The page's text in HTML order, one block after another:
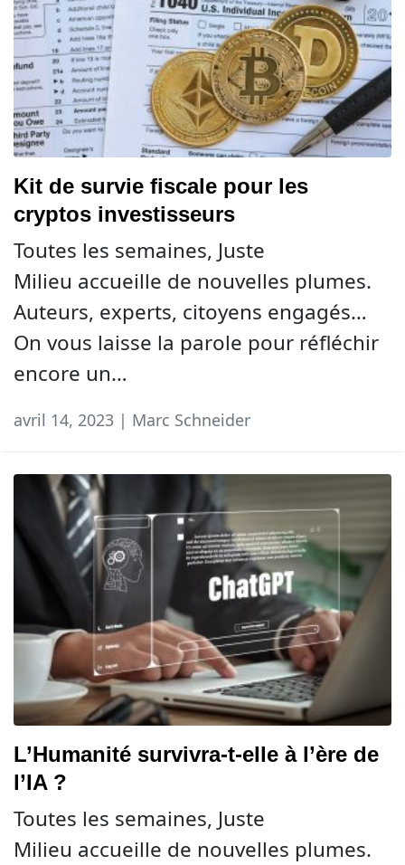
Kit de survie fiscale pour les
cryptos investisseurs
Toutes les semaines, Juste
Milieu accueille de nouvelles plumes.
Auteurs, experts, citoyens engagés…
On vous laisse la parole pour réfléchir
encore un…
avril 14, 2023 | Marc Schneider
L’Humanité survivra-t-elle à l’ère de
l’IA ?
Toutes les semaines, Juste
Milieu accueille de nouvelles plumes.